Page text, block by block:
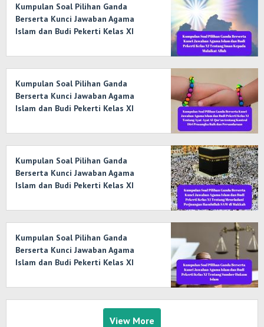
Kumpulan Soal Pilihan Ganda
Berserta Kunci Jawaban Agama
Islam dan Budi Pekerti Kelas XI
Allah
Kumpulan Soal Pilihan Ganda
Berserta Kunci Jawaban Agama
Islam dan Budi Pekerti Kelas XI
tentang Kontrol Diri Prasangka Baik
dan Persaudaraan
Kumpulan Soal Pilihan Ganda
Berserta Kunci Jawaban Agama
Islam dan Budi Pekerti Kelas XI
Rasulullah SAW di Makkah
Kumpulan Soal Pilihan Ganda
Berserta Kunci Jawaban Agama
Islam dan Budi Pekerti Kelas XI
View More